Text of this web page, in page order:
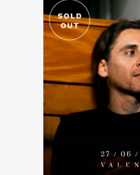
CONCIERTO
CONCIERTO